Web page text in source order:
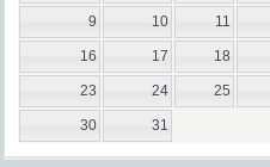
9 10 11
16 17 18
23 24 25
30 31